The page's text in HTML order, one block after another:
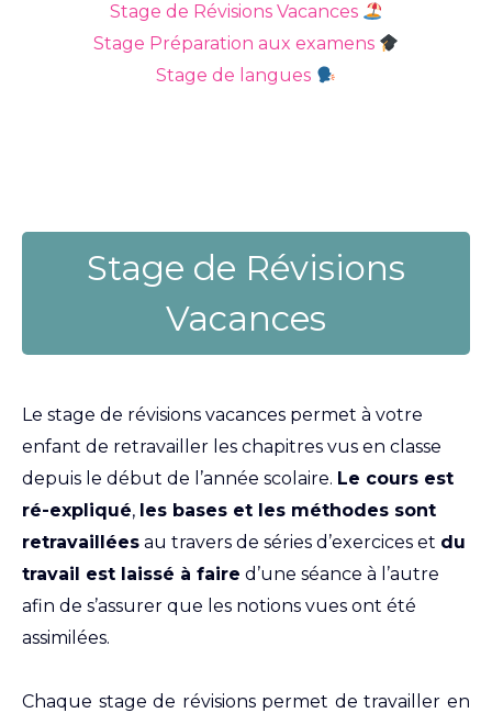
Stage de Révisions Vacances
Stage Préparation aux examens
Stage de langues
Stage de Révisions
Vacances
Le stage de révisions vacances permet à votre
enfant de retravailler les chapitres vus en classe
depuis le début de l’année scolaire. Le cours est
ré-expliqué, les bases et les méthodes sont
retravaillées au travers de séries d’exercices et du
travail est laissé à faire d’une séance à l’autre
afin de s’assurer que les notions vues ont été
assimilées.
Chaque stage de révisions permet de travailler en